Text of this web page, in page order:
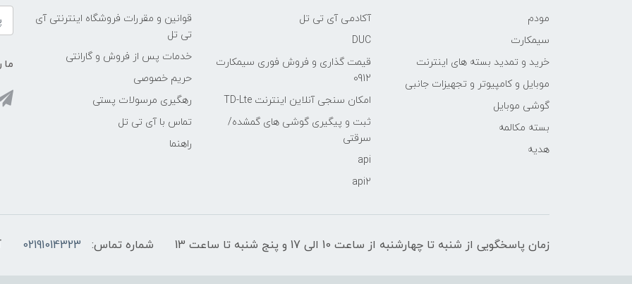
مودم
سیمکارت
خرید و تمدید بسته های اینترنت
موبایل و کامپیوتر و تجهیزات جانبی
گوشی موبایل
بسته مکالمه
هدیه
آکادمی آی تی تل
DUC
قیمت گذاری و فروش فوری سیمکارت
0912
امکان سنجی آنلاین اینترنت TD-Lte
ثبت و پیگیری گوشی های گمشده/
سرقتی
api
api2
قوانین و مقررات فروشگاه اینترنتی آی
تی تل
خدمات پس از فروش و گارانتی
حریم خصوصی
رهگیری مرسولات پستی
تماس با آی تی تل
راهنما
ما
زمان پاسخگویی از شنبه تا چهارشنبه از ساعت 10 الی 17 و پنج شنبه تا ساعت 13 شماره تماس: 02191014323